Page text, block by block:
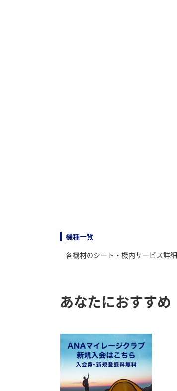
機種一覧
各機材のシート・機内サービス詳細
あなたにおすすめ